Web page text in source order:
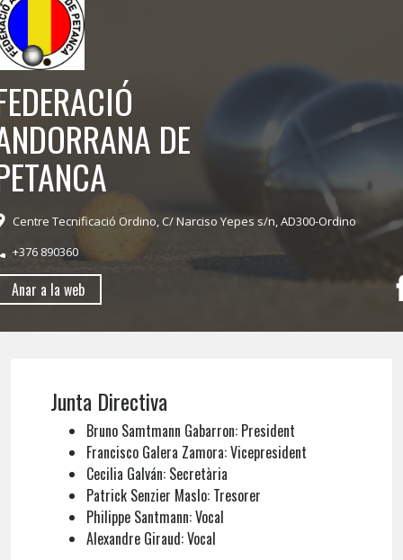
DE
Centre Tecnificació Ordino, C/ Narciso Yepes s/n, AD300-Ordino
+376 890360
Anar a la web
Junta Directiva
Bruno Samtmann Gabarron: President
Francisco Galera Zamora: Vicepresident
Cecilia Galván: Secretària
Patrick Senzier Maslo: Tresorer
Philippe Santmann: Vocal
Alexandre Giraud: Vocal